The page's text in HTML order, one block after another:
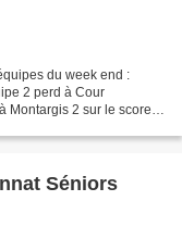
du week end :
2 perd à Cour
Montargis 2 sur le score
Séniors